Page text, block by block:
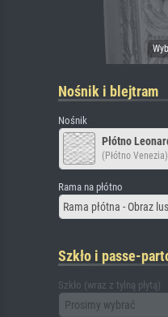
Nośnik i blejtram
Nośnik
Płótno
(Płótno Venezia)
Rama na płótno
Rama płótna - Obraz
Szkło i passe-
Szkło (wraz z tylną płytą)
Prosimy wybrać